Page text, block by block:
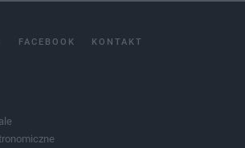
FACEBOOK KONTAKT